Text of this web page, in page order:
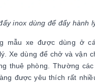
inox dùng để đẩy hành
mẫu xe được dùng ở
Xe dùng để chở và vận
thuê phòng. Thường
được yêu thích rất